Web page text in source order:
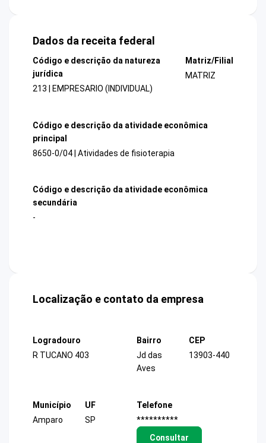
Dados da receita federal
Código e descrição da natureza
jurídica
213 | EMPRESARIO (INDIVIDUAL)
Matriz/Filial
MATRIZ
Código e descrição da atividade econômica
principal
8650-0/04 | Atividades de fisioterapia
Código e descrição da atividade econômica
secundária
-
Localização e contato da empresa
Logradouro
R TUCANO 403
Bairro
Jd das
Aves
CEP
13903-440
Município
Amparo
UF
SP
Telefone
**********
Consultar